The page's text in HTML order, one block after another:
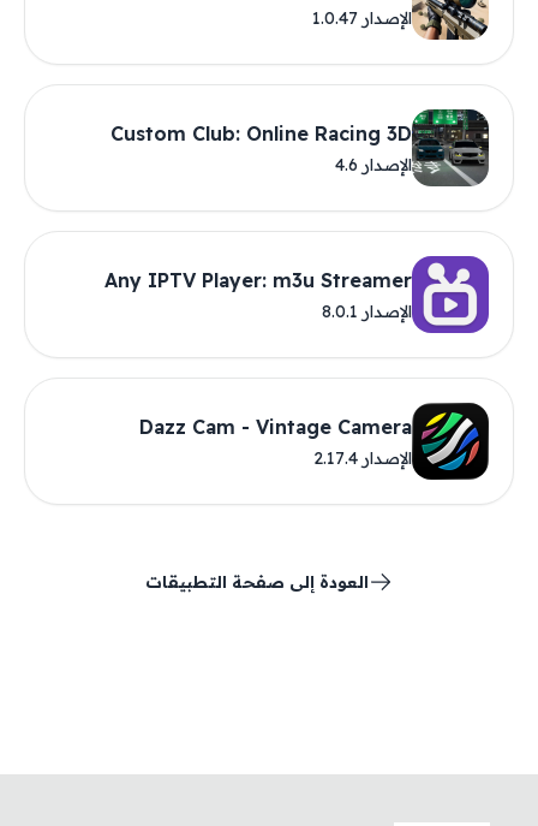
الإصدار 1.0.47
Custom Club: Online Racing 3D
الإصدار 4.6
Any IPTV Player: m3u Streamer
الإصدار 8.0.1
Dazz Cam - Vintage Camera
الإصدار 2.17.4
العودة إلى صفحة التطبيقات